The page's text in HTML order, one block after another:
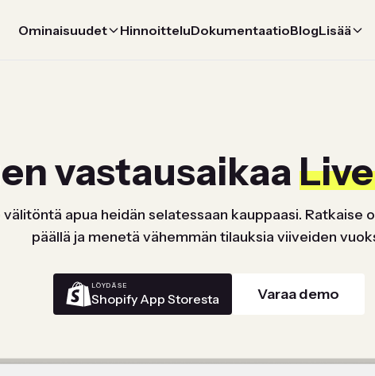
Ominaisuudet HinnoitteluDokumentaatioBlogLisää
vastausaikaa
apua heidän selatessaan kauppaasi. Ratkaise
päällä ja menetä vähemmän tilauksia viiveiden
LÖYDÄ SE
Shopify App Storesta Varaa demo